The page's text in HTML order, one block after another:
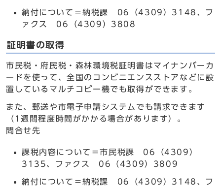
納付について＝納税課 06（4309）3148、フ
ァクス 06（4309）3808
証明書の取得
市民税・府民税・森林環境税証明書はマイナンバーカ
ードを使って、全国のコンビニエンスストアなどに設
置しているマルチコピー機でも取得ができます。
また、郵送や市電子申請システムでも請求できます
（1週間程度時間がかかる場合があります）。
問合せ先
課税内容について＝市民税課 06（4309）
3135、ファクス 06（4309）3809
納付について＝納税課 06（4309）3148、フ